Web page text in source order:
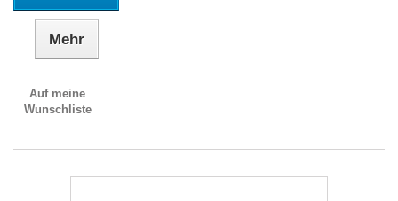
Mehr
Auf meine
Wunschliste